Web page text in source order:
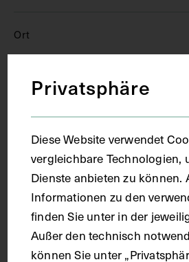
Ort
Wien
Papier
Technik
Fotografie
Privatsphäre
Diese Website verwendet
vergleichbare Technologien,
Dienste anbieten zu können.
Informationen zu den
finden Sie unter in der
Außer den technisch
können Sie unter